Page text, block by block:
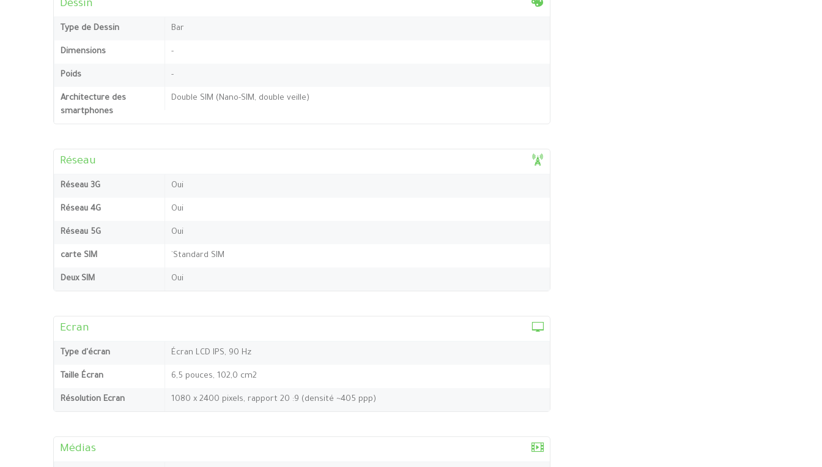
Dessin
Type de Dessin Bar
Dimensions -
Poids -
Architecture des
smartphones
Double SIM (Nano-SIM, double veille)
Réseau
Réseau 3G Oui
Réseau 4G Oui
Réseau 5G Oui
carte SIM `Standard SIM
Deux SIM Oui
Ecran
Type d'écran Écran LCD IPS, 90 Hz
Taille Écran 6,5 pouces, 102,0 cm2
Résolution Ecran 1080 x 2400 pixels, rapport 20 :9 (densité ~405 ppp)
Médias